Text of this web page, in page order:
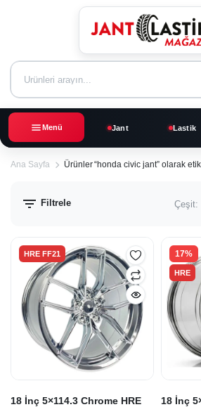
Menü Jant Lastik
Ana Sayfa Ürünler “honda civic jant” olarak
Filtrele Çeşit:
HRE FF21
18 İnç 5×114.3 Chrome HRE
17%
HRE
18 İnç